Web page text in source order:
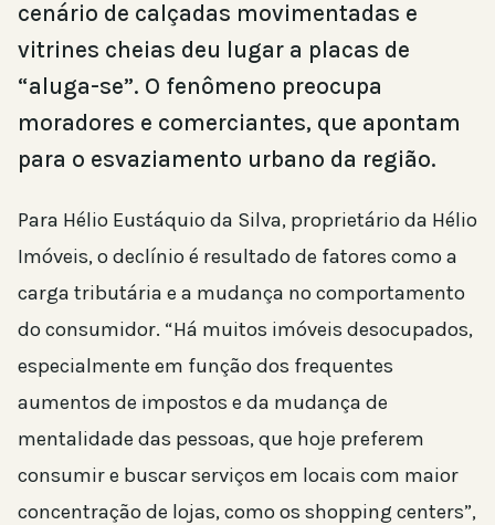
cenário de calçadas movimentadas e
vitrines cheias deu lugar a placas de
“aluga-se”. O fenômeno preocupa
moradores e comerciantes, que apontam
para o esvaziamento urbano da região.
Para Hélio Eustáquio da Silva, proprietário da Hélio
Imóveis, o declínio é resultado de fatores como a
carga tributária e a mudança no comportamento
do consumidor. “Há muitos imóveis desocupados,
especialmente em função dos frequentes
aumentos de impostos e da mudança de
mentalidade das pessoas, que hoje preferem
consumir e buscar serviços em locais com maior
concentração de lojas, como os shopping centers”,